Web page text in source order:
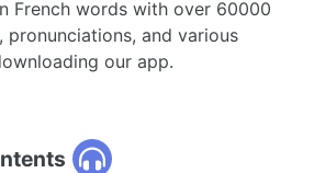
French words with over 60000
pronunciations, and various
our app.